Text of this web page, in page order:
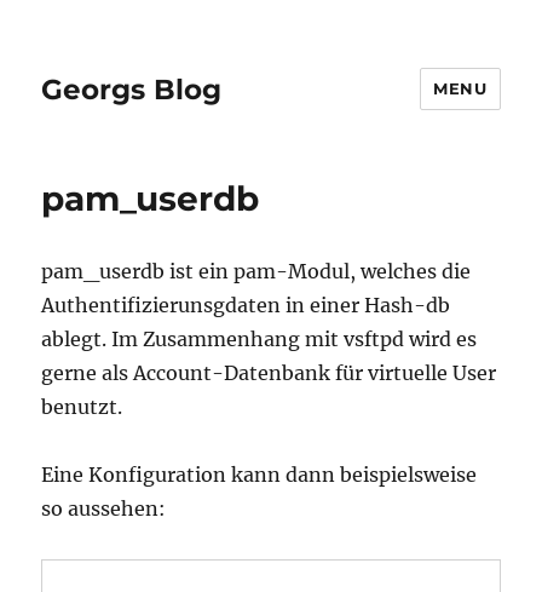
Georgs Blog MENU
pam_userdb
pam_userdb ist ein pam-Modul, welches die
Authentifizierunsgdaten in einer Hash-db
ablegt. Im Zusammenhang mit vsftpd wird es
gerne als Account-Datenbank für virtuelle User
benutzt.
Eine Konfiguration kann dann beispielsweise
so aussehen: